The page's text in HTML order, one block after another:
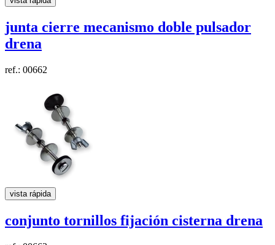
junta cierre mecanismo doble pulsador
drena
ref.: 00662
vista rápida
conjunto tornillos fijación cisterna drena